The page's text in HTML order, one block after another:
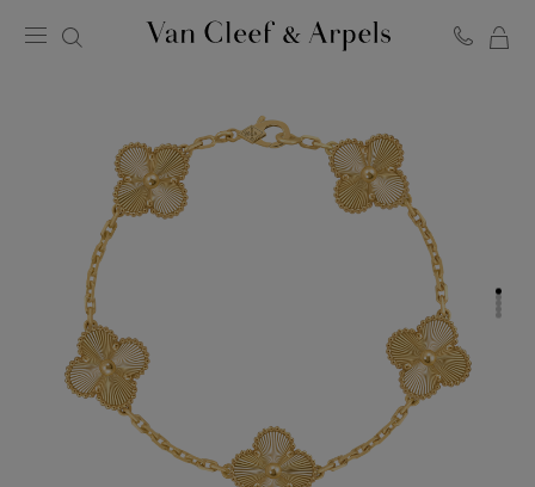
de
Van